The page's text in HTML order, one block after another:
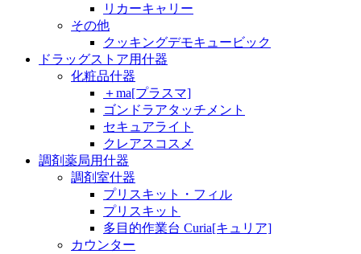
リカーキャリー
その他
クッキングデモキュービック
ドラッグストア用什器
化粧品什器
＋ma[プラスマ]
ゴンドラアタッチメント
セキュアライト
クレアスコスメ
調剤薬局用什器
調剤室什器
プリスキット・フィル
プリスキット
多目的作業台 Curia[キュリア]
カウンター